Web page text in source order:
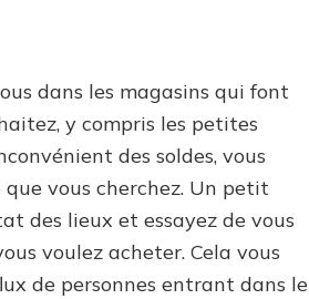
dans les magasins qui font
y compris les petites
des soldes, vous
vous cherchez. Un petit
des lieux et essayez de vous
voulez acheter. Cela vous
de personnes entrant dans le